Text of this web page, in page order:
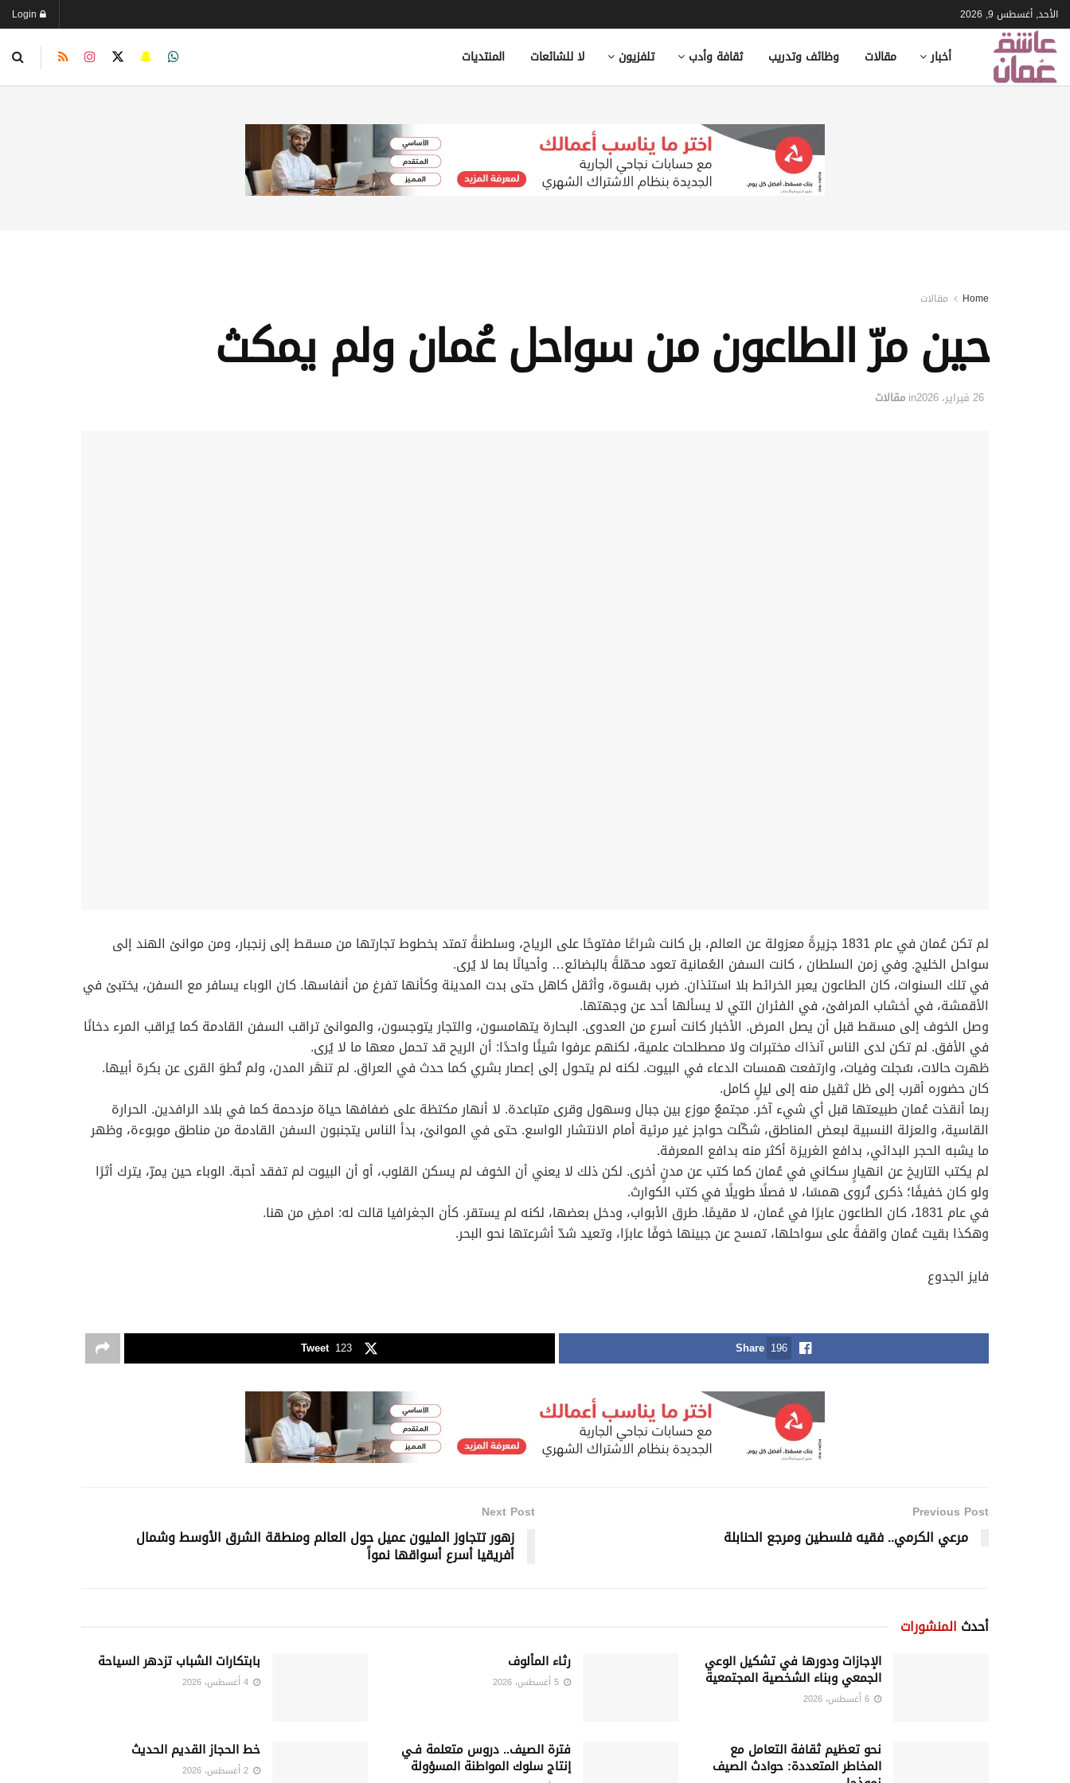
الأحد, أغسطس 9, 2026
أخبار مقالات وظائف وتدريب ثقافة وأدب تلفزيون لا للشائعات المنتديات
Home مقالات
حين مرّ الطاعون من سواحل عُمان ولم يمكث
26 فبراير، 2026 in مقالات
لم تكن عُمان في عام 1831 جزيرةً معزولة عن العالم، بل كانت شراعًا مفتوحًا على الرياح، وسلطنةً تمتد بخطوط تجارتها من مسقط إلى زنجبار، ومن موانئ الهند إلى
سواحل الخليج. وفي زمن السلطان ، كانت السفن العُمانية تعود محمّلةً بالبضائع… وأحيانًا بما لا يُرى.
في تلك السنوات، كان الطاعون يعبر الخرائط بلا استئذان. ضرب بقسوة، وأثقل كاهل حتى بدت المدينة وكأنها تفرغ من أنفاسها. كان الوباء يسافر مع السفن، يختبئ في
الأقمشة، في أخشاب المرافئ، في الفئران التي لا يسألها أحد عن وجهتها.
وصل الخوف إلى مسقط قبل أن يصل المرض. الأخبار كانت أسرع من العدوى. البحارة يتهامسون، والتجار يتوجسون، والموانئ تراقب السفن القادمة كما يُراقب المرء دخانًا
في الأفق. لم تكن لدى الناس آنذاك مختبرات ولا مصطلحات علمية، لكنهم عرفوا شيئًا واحدًا: أن الريح قد تحمل معها ما لا يُرى.
ظهرت حالات، سُجلت وفيات، وارتفعت همسات الدعاء في البيوت. لكنه لم يتحول إلى إعصار بشري كما حدث في العراق. لم تنهَر المدن، ولم تُطوَ القرى عن بكرة أبيها.
كان حضوره أقرب إلى ظل ثقيل منه إلى ليلٍ كامل.
ربما أنقذت عُمان طبيعتها قبل أي شيء آخر. مجتمعٌ موزع بين جبال وسهول وقرى متباعدة. لا أنهار مكتظة على ضفافها حياة مزدحمة كما في بلاد الرافدين. الحرارة
القاسية، والعزلة النسبية لبعض المناطق، شكّلت حواجز غير مرئية أمام الانتشار الواسع. حتى في الموانئ، بدأ الناس يتجنبون السفن القادمة من مناطق موبوءة، وظهر
ما يشبه الحجر البدائي، بدافع الغريزة أكثر منه بدافع المعرفة.
لم يكتب التاريخ عن انهيارٍ سكاني في عُمان كما كتب عن مدنٍ أخرى. لكن ذلك لا يعني أن الخوف لم يسكن القلوب، أو أن البيوت لم تفقد أحبة. الوباء حين يمرّ، يترك أثرًا
ولو كان خفيفًا؛ ذكرى تُروى همسًا، لا فصلًا طويلًا في كتب الكوارث.
في عام 1831، كان الطاعون عابرًا في عُمان، لا مقيمًا. طرق الأبواب، ودخل بعضها، لكنه لم يستقر. كأن الجغرافيا قالت له: امضِ من هنا.
وهكذا بقيت عُمان واقفةً على سواحلها، تمسح عن جبينها خوفًا عابرًا، وتعيد شدّ أشرعتها نحو البحر.
فايز الجدوع
Share 196
Tweet 123
Previous Post
مرعي الكرمي.. فقيه فلسطين ومرجع الحنابلة
Next Post
زهور تتجاوز المليون عميل حول العالم ومنطقة الشرق الأوسط وشمال
أفريقيا أسرع أسواقها نمواً
أحدث المنشورات
الإجازات ودورها في تشكيل الوعي
الجمعي وبناء الشخصية المجتمعية
رثاء المألوف بابتكارات الشباب تزدهر السياحة
نحو تعظيم ثقافة التعامل مع
المخاطر المتعددة: حوادث الصيف
فترة الصيف.. دروس متعلمة فـي
إنتاج سلوك المواطنة المسؤولة
خط الحجاز القديم الحديث